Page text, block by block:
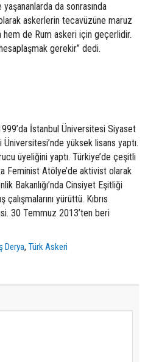
da sonrasında
askerlerin tecavüzüne maruz
hem de Rum askeri için geçerlidir.
gerekir” dedi.
İstanbul Üniversitesi Siyaset
yüksek lisans yaptı.
üyeliğini yaptı. Türkiye’de çeşitli
Feminist Atölye’de aktivist olarak
Bakanlığı’nda Cinsiyet Eşitliği
çalışmalarını yürüttü. Kıbrıs
30 Temmuz 2013’ten beri
Derya,Türk Askeri